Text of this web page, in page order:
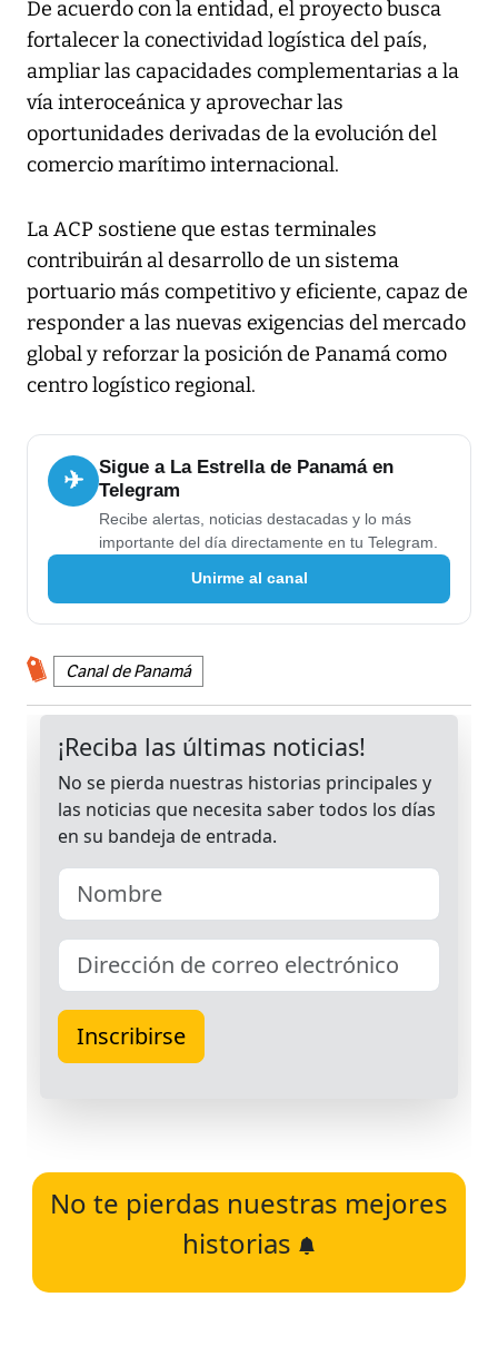
De acuerdo con la entidad, el proyecto busca
fortalecer la conectividad logística del país,
ampliar las capacidades complementarias a la
vía interoceánica y aprovechar las
oportunidades derivadas de la evolución del
comercio marítimo internacional.
La ACP sostiene que estas terminales
contribuirán al desarrollo de un sistema
portuario más competitivo y eficiente, capaz de
responder a las nuevas exigencias del mercado
global y reforzar la posición de Panamá como
centro logístico regional.
✈
Sigue a La Estrella de Panamá en
Telegram
Recibe alertas, noticias destacadas y lo más
importante del día directamente en tu Telegram.
Unirme al canal
Canal de Panamá
No te pierdas nuestras mejores
historias